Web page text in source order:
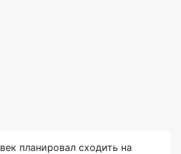
планировал сходить на